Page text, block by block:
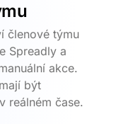
členové týmu
Spreadly a
akce.
být
reálném čase.